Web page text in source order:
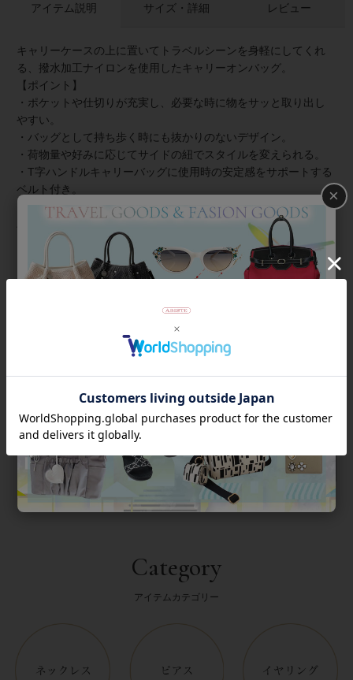
アイテム説明
キャリーケースの上に置いてトラベルシーンを身軽にしてくれ
る、撥水加工ナイロンを使用したキャリーオンバッグ。
【ポイント】
・ポケットや仕切りが充実し、必要な時に物をサッと取り出し
やすい。
・バッグとして持ち歩く時にも抜かりのないデザイン。
・荷物量や好みに応じてサイドの紐でスタイルを変えられる。
・T字ハンドルキャリーバッグに使用時の安定感をサポートする
ベルト付き。
・キュートなハート型ファスナーポーチは取り外して手持ちの
※撥水加工は永久的に効果が続くものではありません。布製品対応の撥水スプレ
ー等を適宜ご利用ください。スプレーによるシミ等の補償はできかねます。ご使
サイズ・詳細 レビュー
返品について
Category
アイテムカテゴリー
×